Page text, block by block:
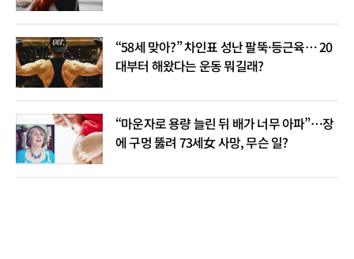
“58세 맞아?” 차인표 성난 팔뚝·등근육… 20
대부터 해왔다는 운동 뭐길래?
“마운자로 용량 늘린 뒤 배가 너무 아파”…장
에 구멍 뚫려 73세女 사망, 무슨 일?